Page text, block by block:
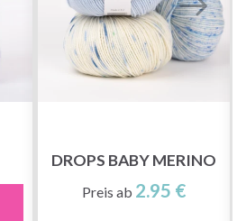
DROPS BABY MERINO
Preis ab 2.95 €